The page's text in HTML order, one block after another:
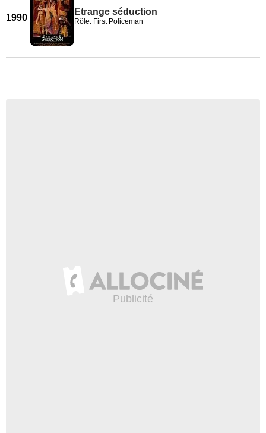
1990
Etrange séduction
Rôle: First Policeman